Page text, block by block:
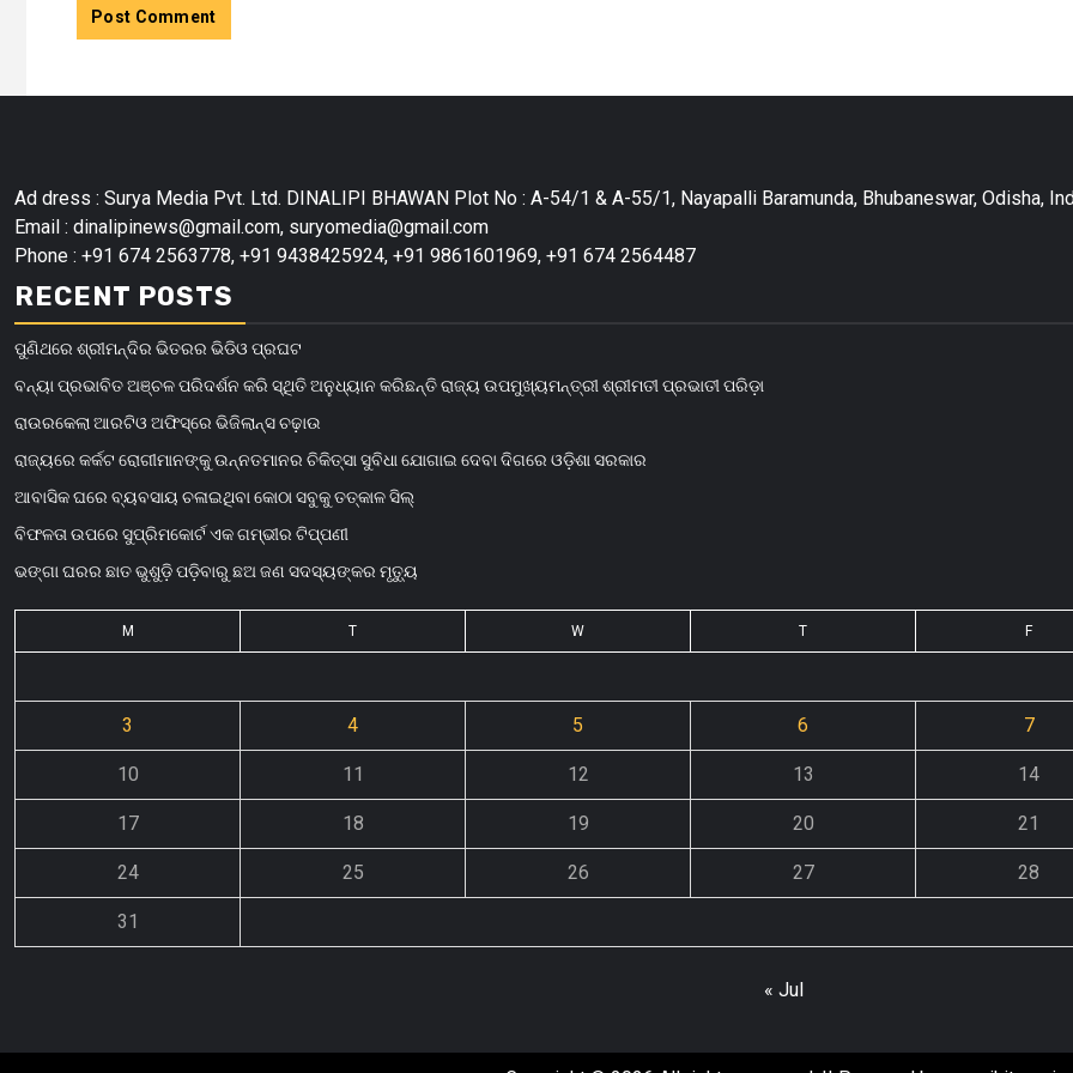
Ad dress : Surya Media Pvt. Ltd. DINALIPI BHAWAN Plot No : A-54/1 & A-55/1, Nayapalli Baramunda, Bhubaneswar, Odisha,
Email : dinalipinews@gmail.com, suryomedia@gmail.com
Phone : +91 674 2563778, +91 9438425924, +91 9861601969, +91 674 2564487
RECENT POSTS
ପୁଣିଥରେ ଶ୍ରୀମନ୍ଦିର ଭିତରର ଭିଡିଓ ପ୍ରଘଟ
ବନ୍ୟା ପ୍ରଭାବିତ ଅଞ୍ଚଳ ପରିଦର୍ଶନ କରି ସ୍ଥିତି ଅନୁଧ୍ୟାନ କରିଛନ୍ତି ରାଜ୍ୟ ଉପମୁଖ୍ୟମନ୍ତ୍ରୀ ଶ୍ରୀମତୀ ପ୍ରଭାତୀ ପରିଡ଼ା
ରାଉରକେଲା ଆରଟିଓ ଅଫିସ୍‌ରେ ଭିଜିଲାନ୍ସ ଚଢ଼ାଉ
ରାଜ୍ୟରେ କର୍କଟ ରୋଗୀମାନଙ୍କୁ ଉନ୍ନତମାନର ଚିକିତ୍ସା ସୁବିଧା ଯୋଗାଇ ଦେବା ଦିଗରେ ଓଡ଼ିଶା ସରକାର
ଆବାସିକ ଘରେ ବ୍ୟବସାୟ ଚଳାଇଥିବା କୋଠା ସବୁକୁ ତତ୍କାଳ ସିଲ୍‌
ବିଫଳତା ଉପରେ ସୁପ୍ରିମକୋର୍ଟ ଏକ ଗମ୍ଭୀର ଟିପ୍ପଣୀ
ଭଙ୍ଗା ଘରର ଛାତ ଭୁଶୁଡ଼ି ପଡ଼ିବାରୁ ଛଅ ଜଣ ସଦସ୍ୟଙ୍କର ମୃତ୍ୟୁ
M T W T F
3 4 5 6 7
10 11 12 13 14
17 18 19 20 21
24 25 26 27 28
31
« Jul